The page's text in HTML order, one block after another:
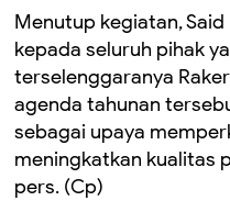
Menutup kegiatan,
kepada seluruh pihak
terselenggaranya
agenda tahunan
sebagai upaya
meningkatkan kualitas
pers. (Cp)